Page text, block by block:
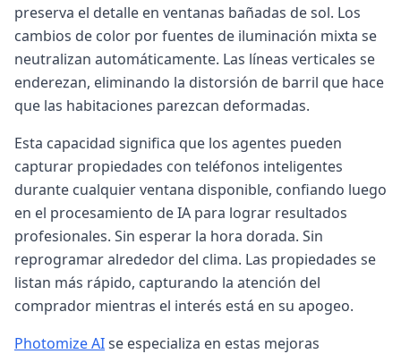
preserva el detalle en ventanas bañadas de sol. Los
cambios de color por fuentes de iluminación mixta se
neutralizan automáticamente. Las líneas verticales se
enderezan, eliminando la distorsión de barril que hace
que las habitaciones parezcan deformadas.
Esta capacidad significa que los agentes pueden
capturar propiedades con teléfonos inteligentes
durante cualquier ventana disponible, confiando luego
en el procesamiento de IA para lograr resultados
profesionales. Sin esperar la hora dorada. Sin
reprogramar alrededor del clima. Las propiedades se
listan más rápido, capturando la atención del
comprador mientras el interés está en su apogeo.
Photomize AIse especializa en estas mejoras